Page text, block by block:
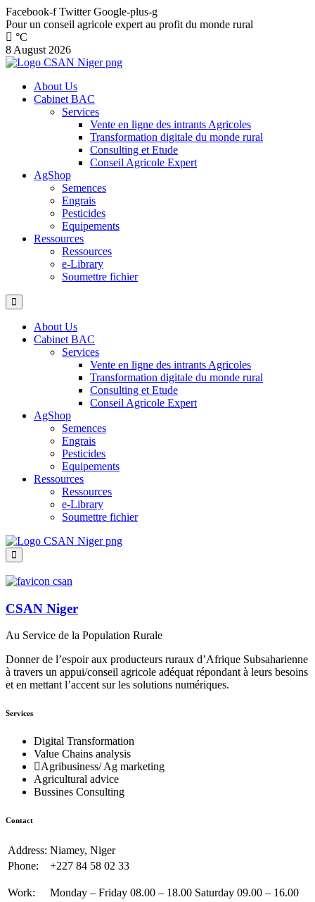
Facebook-f Twitter Google-plus-g
Pour un conseil agricole expert au profit du monde rural
°C
8 August 2026
About Us
Cabinet BAC
Services
Vente en ligne des intrants Agricoles
Transformation digitale du monde rural
Consulting et Etude
Conseil Agricole Expert
AgShop
Semences
Engrais
Pesticides
Equipements
Ressources
Ressources
e-Library
Soumettre fichier
About Us
Cabinet BAC
Services
Vente en ligne des intrants Agricoles
Transformation digitale du monde rural
Consulting et Etude
Conseil Agricole Expert
AgShop
Semences
Engrais
Pesticides
Equipements
Ressources
Ressources
e-Library
Soumettre fichier
CSAN Niger
Au Service de la Population Rurale
Donner de l’espoir aux producteurs ruraux d’Afrique Subsaharienne
à travers un appui/conseil agricole adéquat répondant à leurs besoins
et en mettant l’accent sur les solutions numériques.
Services
Digital Transformation
Value Chains analysis
Agribusiness/ Ag marketing
Agricultural advice
Bussines Consulting
Contact
Address: Niamey, Niger
Phone:
+227 84 58 02 33
Work: Monday – Friday 08.00 – 18.00 Saturday 09.00 – 16.00